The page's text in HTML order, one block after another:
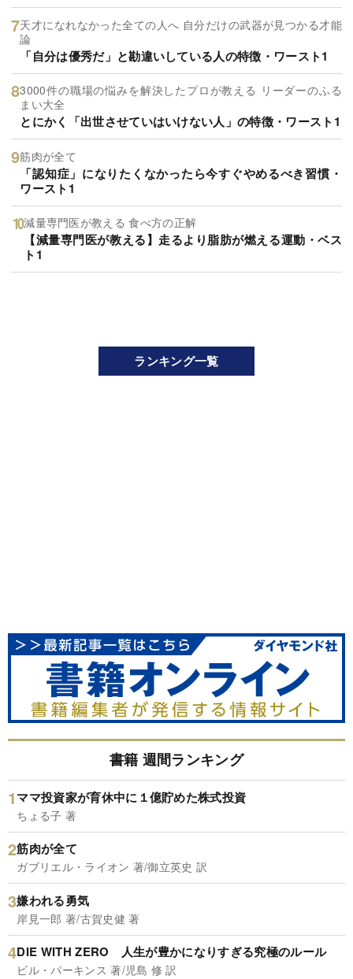
天才になれなかった全ての人へ 自分だけの武器が見つかる才能
論
「自分は優秀だ」と勘違いしている人の特徴・ワースト1
3000件の職場の悩みを解決したプロが教える リーダーのふる
まい大全
とにかく「出世させていはいけない人」の特徴・ワースト1
筋肉が全て
「認知症」になりたくなかったら今すぐやめるべき習慣・
ワースト1
減量専門医が教える 食べ方の正解
【減量専門医が教える】走るより脂肪が燃える運動・ベス
ト1
ランキング一覧
書籍 週間ランキング
ママ投資家が育休中に１億貯めた株式投資
ちょる子 著
筋肉が全て
ガブリエル・ライオン 著/御立英史 訳
嫌われる勇気
岸見一郎 著/古賀史健 著
DIE WITH ZERO 人生が豊かになりすぎる究極のルール
ビル・パーキンス 著/児島 修 訳